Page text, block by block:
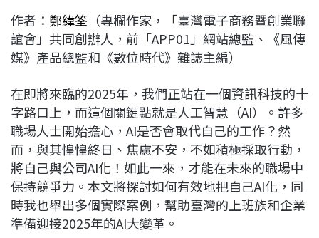
c
e
b
o
k
n
e
r
e
a
s
n
k
e
n
p
y
L
n
k
作者： 鄭緯筌 （專欄作家，「臺灣電子商務暨創業聯
誼會」共同創辦人，前「APP01」網站總監、《風傳
媒》產品總監和《數位時代》雜誌主編）
在即將來臨的2025年，我們正站在一個資訊科技的十
字路口上，而這個關鍵點就是人工智慧（AI）。許多
職場人士開始擔心，AI是否會取代自己的工作？然
而，與其惶惶終日、焦慮不安，不如積極採取行動，
將自己與公司AI化！如此一來，才能在未來的職場中
保持競爭力。本文將探討如何有效地把自己AI化，同
時我也舉出多個實際案例，幫助臺灣的上班族和企業
準備迎接2025年的AI大變革。